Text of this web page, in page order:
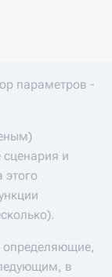
параметров -
сценария и
этого
определяющие,
в